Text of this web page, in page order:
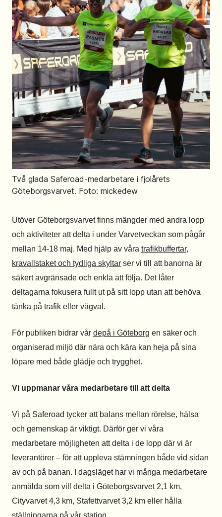
Två glada Saferoad-medarbetare i fjolårets
Göteborgsvarvet. Foto: mickedew
Utöver Göteborgsvarvet finns mängder med andra lopp
och aktiviteter att delta i under Varvetveckan som pågår
mellan 14-18 maj. Med hjälp av våra trafikbuffertar,
kravallstaket och tydliga skyltar ser vi till att banorna är
säkert avgränsade och enkla att följa. Det låter
deltagarna fokusera fullt ut på sitt lopp utan att behöva
tänka på trafik eller vägval.
För publiken bidrar vår depå i Göteborg en säker och
organiserad miljö där nära och kära kan heja på sina
löpare med både glädje och trygghet.
Vi uppmanar våra medarbetare till att delta
Vi på Saferoad tycker att balans mellan rörelse, hälsa
och gemenskap är viktigt. Därför ger vi våra
medarbetare möjligheten att delta i de lopp där vi är
leverantörer – för att uppleva stämningen både vid sidan
av och på banan. I dagsläget har vi många medarbetare
anmälda som vill delta i Göteborgsvarvet 2,1 km,
Cityvarvet 4,3 km, Stafettvarvet 3,2 km eller hålla
ställningarna på vår station.